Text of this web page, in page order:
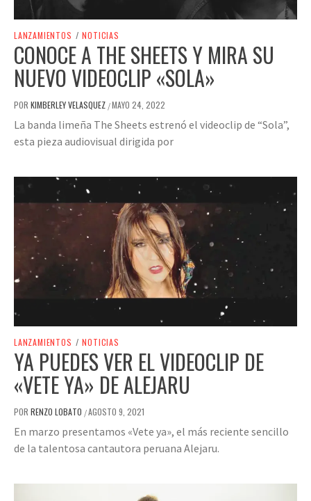
LANZAMIENTOS / NOTICIAS
CONOCE A THE SHEETS Y MIRA SU
NUEVO VIDEOCLIP «SOLA»
POR KIMBERLEY VELASQUEZ /MAYO 24, 2022
La banda limeña The Sheets estrenó el videoclip de “Sola”,
esta pieza audiovisual dirigida por
LANZAMIENTOS / NOTICIAS
YA PUEDES VER EL VIDEOCLIP DE
«VETE YA» DE ALEJARU
POR RENZO LOBATO /AGOSTO 9, 2021
En marzo presentamos «Vete ya», el más reciente sencillo
de la talentosa cantautora peruana Alejaru.